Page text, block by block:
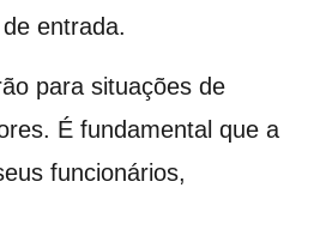
entrada.
para situações de
É fundamental que a
funcionários,